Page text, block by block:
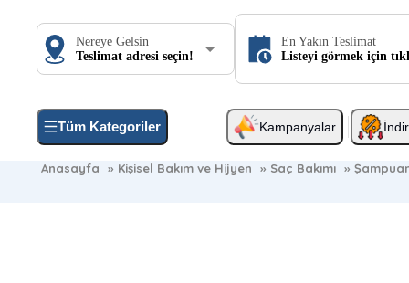
Nereye Gelsin
Teslimat adresi seçin!
En Yakın Teslimat
Listeyi görmek için
Tüm Kategoriler Kampanyalar
Anasayfa » Kişisel Bakım ve Hijyen » Saç Bakımı »